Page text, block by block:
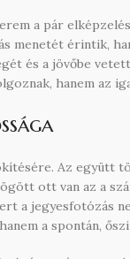
a pár
menetét érintik,
és a jövőbe
hanem az
Az együtt
ott van az a
a jegyesfotózás
a spontán,